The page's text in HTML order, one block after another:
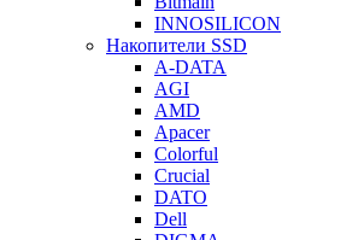
INNOSILICON
Накопители SSD
A-DATA
AGI
AMD
Apacer
Colorful
Crucial
DATO
Dell